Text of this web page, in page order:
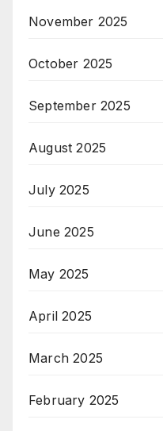
November 2025
October 2025
September 2025
August 2025
July 2025
June 2025
May 2025
April 2025
March 2025
February 2025